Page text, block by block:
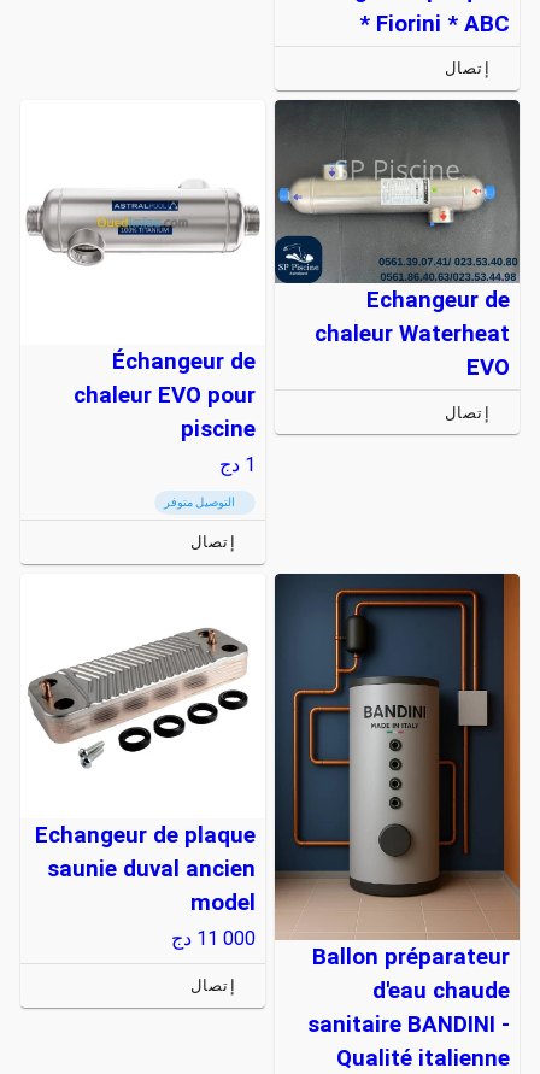
* Fiorini * ABC
إتصال
Echangeur de
chaleur Waterheat
EVO
إتصال
Échangeur de
chaleur EVO pour
piscine
1 دج
التوصيل متوفر
إتصال
Ballon préparateur
d'eau chaude
sanitaire BANDINI -
Qualité italienne
Echangeur de plaque
saunie duval ancien
model
11 000 دج
إتصال